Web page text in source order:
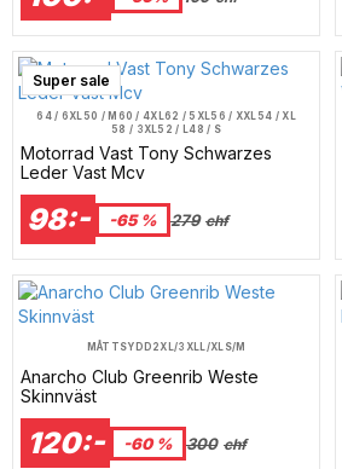
Super sale
64 / 6XL 50 / M 60 / 4XL62 / 5XL56 / XXL 54 / XL
58 / 3XL52 / L48 / S
Motorrad Vast Tony Schwarzes
Leder Vast Mcv
98:- -65 % 279 chf
MÅTTSYDD 2XL/3XL L/XL S/M
Anarcho Club Greenrib Weste
Skinnväst
120:- -60 % 300 chf